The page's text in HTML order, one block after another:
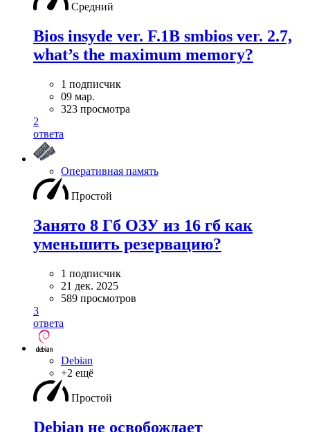
Средний
Bios insyde ver. F.1B smbios ver. 2.7,
what’s the maximum memory?
1 подписчик
09 мар.
323 просмотра
2
ответа
Оперативная память
Простой
Занято 8 Гб ОЗУ из 16 гб как
уменьшить резервацию?
1 подписчик
21 дек. 2025
589 просмотров
3
ответа
Debian
+2 ещё
Простой
Debian не освобождает